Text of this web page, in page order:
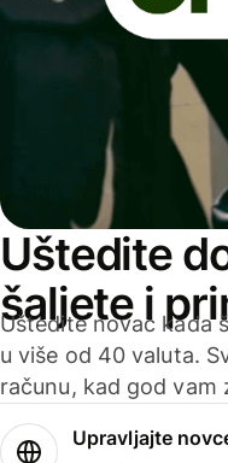
Uštedite
šaljete i
Uštedite novac kada
u više od 40 valuta.
računu, kad god vam
Upravljajte